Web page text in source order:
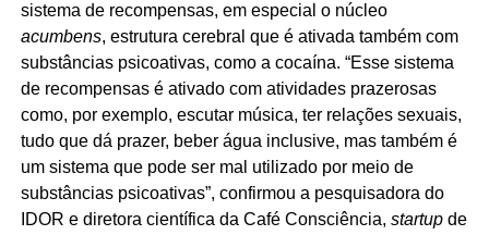
sistema de recompensas, em especial o núcleo
acumbens, estrutura cerebral que é ativada também com
substâncias psicoativas, como a cocaína. “Esse sistema
de recompensas é ativado com atividades prazerosas
como, por exemplo, escutar música, ter relações sexuais,
tudo que dá prazer, beber água inclusive, mas também é
um sistema que pode ser mal utilizado por meio de
substâncias psicoativas”, confirmou a pesquisadora do
IDOR e diretora científica da Café Consciência, startupde